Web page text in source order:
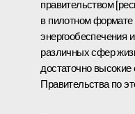
правительством
в пилотном
энергообеспечения
различных сфер
достаточно высокие
Правительства по